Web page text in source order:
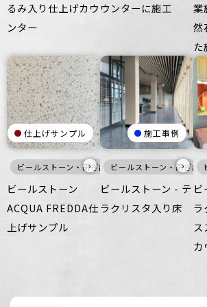
るみ入り仕上げカウ
ンター
ウンターに施工
業
然
た
仕上げサンプル
ビールストーン・研ぎ出し仕上げ 白 壁 床
›
ビールストーン
ACQUA FREDDA仕
上げサンプル
施工事例
ビールストーン・研ぎ出
›
ビールストーン - テ
ラクリスタ入り床
ラ
ス
カ